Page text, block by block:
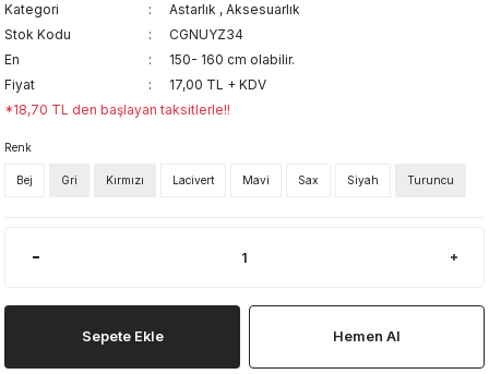
Kategori Astarlık , Aksesuarlık
Stok Kodu
CGNUYZ34
En
150- 160 cm olabilir.
Fiyat
17,00 TL + KDV
*18,70 TL den başlayan taksitlerle!!
Renk
Bej Gri Kırmızı Lacivert Mavi Sax Siyah Turuncu
Sepete Ekle Hemen Al